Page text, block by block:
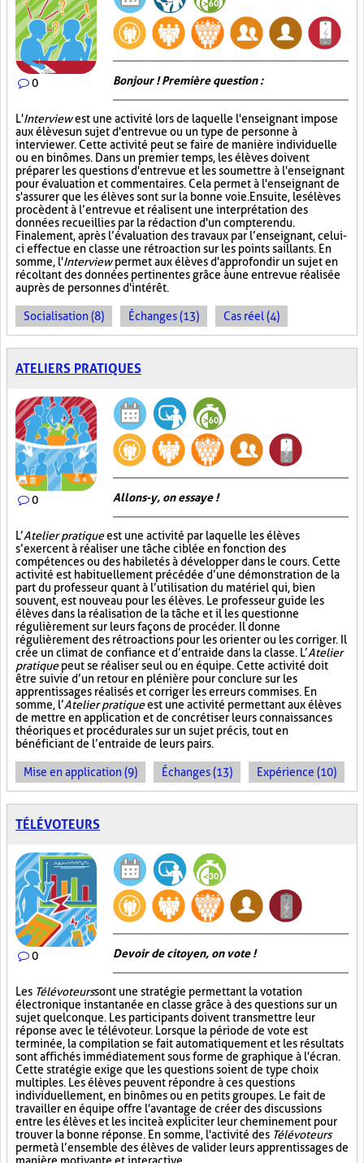
0 Bonjour ! Première question :
L'Interviewest une activité lors de laquelle l'enseignant impose
aux élèves un sujet d'entrevue ou un type de personne à
interviewer. Cette activité peut se faire de manière individuelle
ou en binômes. Dans un premier temps, les élèves doivent
préparer les questions d'entrevue et les soumettre à l'enseignant
pour évaluation et commentaires. Cela permet à l'enseignant de
s'assurer que les élèves sont sur la bonne voie. Ensuite, les élèves
procèdent à l’entrevue et réalisent une interprétation des
données recueillies par la rédaction d'un compte rendu.
Finalement, après l’évaluation des travaux par l’enseignant, celui-
ci effectue en classe une rétroaction sur les points saillants. En
somme, l'Interviewpermet aux élèves d'approfondir un sujet en
récoltant des données pertinentes grâce à une entrevue réalisée
auprès de personnes d'intérêt.
Socialisation (8) Échanges (13) Cas réel (4)
ATELIERS PRATIQUES
0 Allons-y, on essaye !
L’Atelier pratiqueest une activité par laquelle les élèves
s’exercent à réaliser une tâche ciblée en fonction des
compétences ou des habiletés à développer dans le cours. Cette
activité est habituellement précédée d’une démonstration de la
part du professeur quant à l’utilisation du matériel qui, bien
souvent, est nouveau pour les élèves. Le professeur guide les
élèves dans la réalisation de la tâche et il les questionne
régulièrement sur leurs façons de procéder. Il donne
régulièrement des rétroactions pour les orienter ou les corriger. Il
crée un climat de confiance et d’entraide dans la classe. L’Atelier
pratiquepeut se réaliser seul ou en équipe. Cette activité doit
être suivie d’un retour en plénière pour conclure sur les
apprentissages réalisés et corriger les erreurs commises. En
somme, l’Atelier pratiqueest une activité permettant aux élèves
de mettre en application et de concrétiser leurs connaissances
théoriques et procédurales sur un sujet précis, tout en
bénéficiant de l’entraide de leurs pairs.
Mise en application (9) Échanges (13) Expérience (10)
TÉLÉVOTEURS
0 Devoir de citoyen, on vote !
Les Télévoteurssont une stratégie permettant la votation
électronique instantanée en classe grâce à des questions sur un
sujet quelconque. Les participants doivent transmettre leur
réponse avec le télévoteur. Lorsque la période de vote est
terminée, la compilation se fait automatiquement et les résultats
sont affichés immédiatement sous forme de graphique à l'écran.
Cette stratégie exige que les questions soient de type choix
multiples. Les élèves peuvent répondre à ces questions
individuellement, en binômes ou en petits groupes. Le fait de
travailler en équipe offre l'avantage de créer des discussions
entre les élèves et les incite à expliciter leur cheminement pour
trouver la bonne réponse. En somme, l'activité des Télévoteurs
permet à l’ensemble des élèves de valider leurs apprentissages de